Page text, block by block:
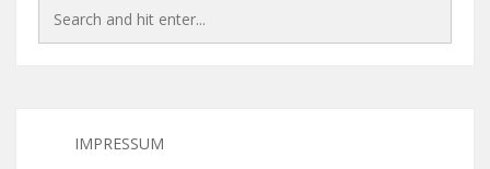
IMPRESSUM